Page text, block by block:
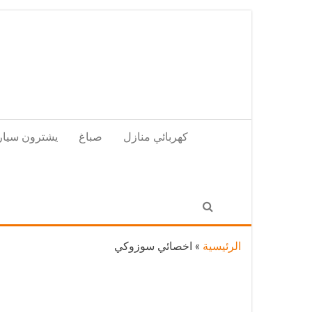
يشترون صباغ كهربائي منازل
الرئيسية » اخصائي سوزوكي